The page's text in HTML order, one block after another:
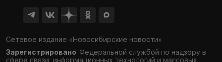
Сетевое издание «Новосибирские новости»
Зарегистрировано Федеральной службой по надзору в
сфере связи, информационных технологий и массовых